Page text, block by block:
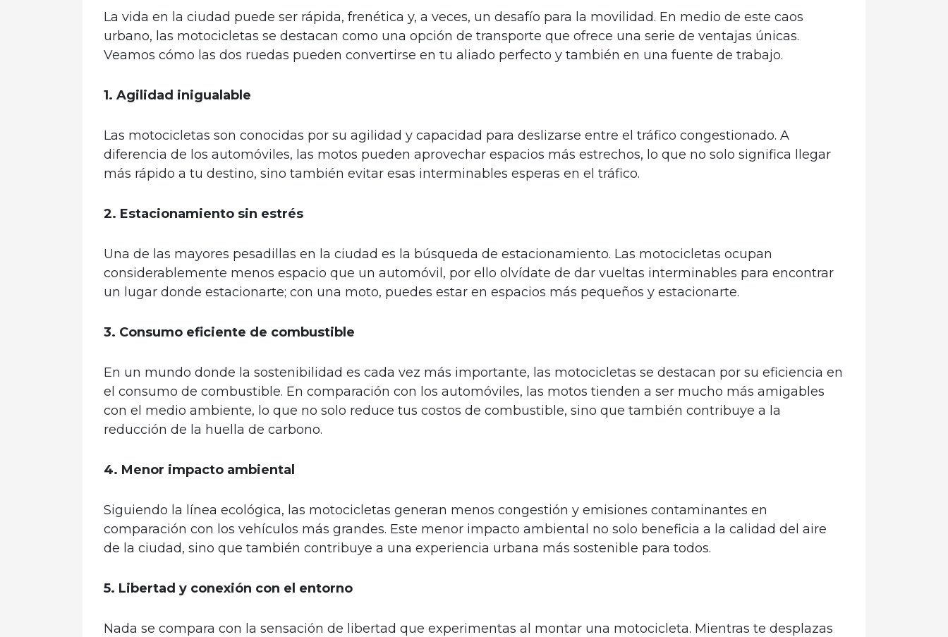
La vida en la ciudad puede ser rápida, frenética y, a veces, un desafío para la movilidad. En medio de este caos
urbano, las motocicletas se destacan como una opción de transporte que ofrece una serie de ventajas únicas.
Veamos cómo las dos ruedas pueden convertirse en tu aliado perfecto y también en una fuente de trabajo.
1. Agilidad inigualable
Las motocicletas son conocidas por su agilidad y capacidad para deslizarse entre el tráfico congestionado. A
diferencia de los automóviles, las motos pueden aprovechar espacios más estrechos, lo que no solo significa llegar
más rápido a tu destino, sino también evitar esas interminables esperas en el tráfico.
2. Estacionamiento sin estrés
Una de las mayores pesadillas en la ciudad es la búsqueda de estacionamiento. Las motocicletas ocupan
considerablemente menos espacio que un automóvil, por ello olvídate de dar vueltas interminables para encontrar
un lugar donde estacionarte; con una moto, puedes estar en espacios más pequeños y estacionarte.
3. Consumo eficiente de combustible
En un mundo donde la sostenibilidad es cada vez más importante, las motocicletas se destacan por su eficiencia en
el consumo de combustible. En comparación con los automóviles, las motos tienden a ser mucho más amigables
con el medio ambiente, lo que no solo reduce tus costos de combustible, sino que también contribuye a la
reducción de la huella de carbono.
4. Menor impacto ambiental
Siguiendo la línea ecológica, las motocicletas generan menos congestión y emisiones contaminantes en
comparación con los vehículos más grandes. Este menor impacto ambiental no solo beneficia a la calidad del aire
de la ciudad, sino que también contribuye a una experiencia urbana más sostenible para todos.
5. Libertad y conexión con el entorno
Nada se compara con la sensación de libertad que experimentas al montar una motocicleta. Mientras te desplazas